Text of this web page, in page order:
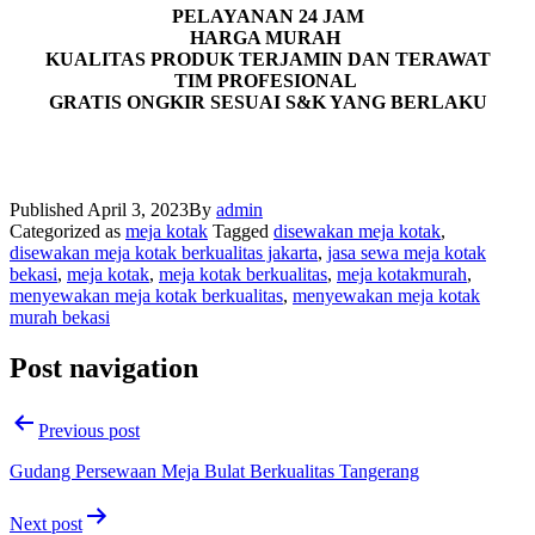
PELAYANAN 24 JAM
HARGA MURAH
KUALITAS PRODUK TERJAMIN DAN TERAWAT
TIM PROFESIONAL
GRATIS ONGKIR SESUAI S&K YANG BERLAKU
Published April 3, 2023By admin
Categorized as meja kotak Tagged disewakan meja kotak,
disewakan meja kotak berkualitas jakarta, jasa sewa meja kotak
bekasi, meja kotak, meja kotak berkualitas, meja kotakmurah,
menyewakan meja kotak berkualitas, menyewakan meja kotak
murah bekasi
Post navigation
Previous post
Gudang Persewaan Meja Bulat Berkualitas Tangerang
Next post